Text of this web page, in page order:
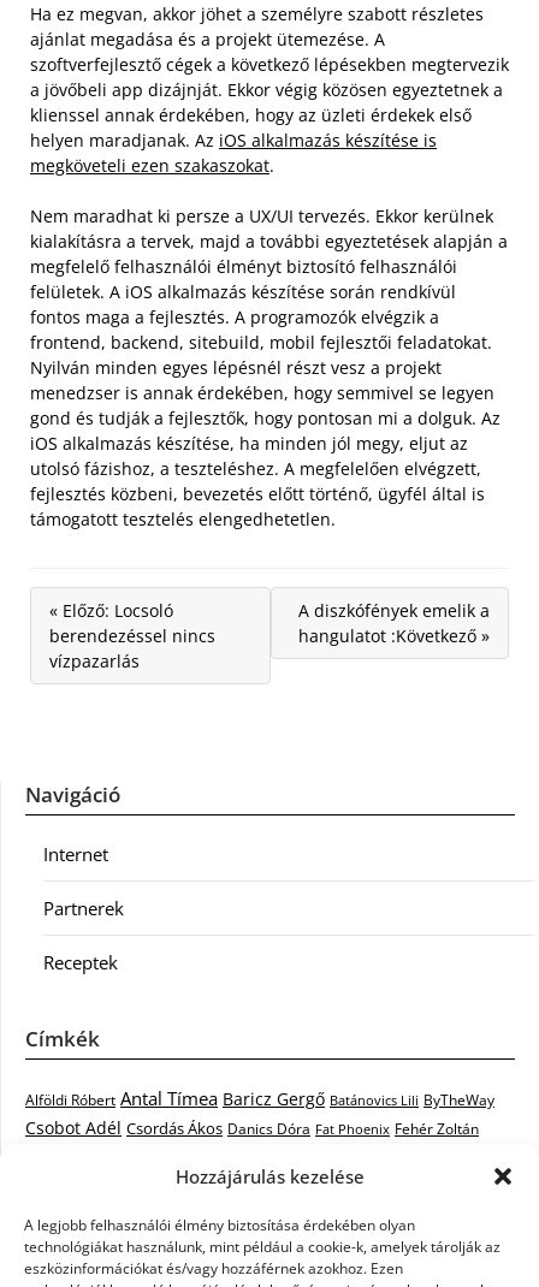
Hozzájárulás kezelése
A legjobb felhasználói élmény biztosítása érdekében olyan
technológiákat használunk, mint például a cookie-k, amelyek tárolják az
eszközinformációkat és/vagy hozzáférnek azokhoz. Ezen
Ha ez megvan, akkor jöhet a személyre szabott részletes
ajánlat megadása és a projekt ütemezése. A
szoftverfejlesztő cégek a következő lépésekben megtervezik
a jövőbeli app dizájnját. Ekkor végig közösen egyeztetnek a
klienssel annak érdekében, hogy az üzleti érdekek első
helyen maradjanak. Az iOS alkalmazás készítése is
megköveteli ezen szakaszokat.
Nem maradhat ki persze a UX/UI tervezés. Ekkor kerülnek
kialakításra a tervek, majd a további egyeztetések alapján a
megfelelő felhasználói élményt biztosító felhasználói
felületek. A iOS alkalmazás készítése során rendkívül
fontos maga a fejlesztés. A programozók elvégzik a
frontend, backend, sitebuild, mobil fejlesztői feladatokat.
Nyilván minden egyes lépésnél részt vesz a projekt
menedzser is annak érdekében, hogy semmivel se legyen
gond és tudják a fejlesztők, hogy pontosan mi a dolguk. Az
iOS alkalmazás készítése, ha minden jól megy, eljut az
utolsó fázishoz, a teszteléshez. A megfelelően elvégzett,
fejlesztés közbeni, bevezetés előtt történő, ügyfél által is
támogatott tesztelés elengedhetetlen.
« Előző: Locsoló
berendezéssel nincs
vízpazarlás
A diszkófények emelik a
hangulatot :Következő »
Navigáció
Internet
Partnerek
Receptek
Címkék
Alföldi Róbert Antal Tímea Baricz Gergő Batánovics Lili ByTheWay
Csobot Adél Csordás Ákos Danics Dóra Fat Phoenix Fehér Zoltán
Kovács László Stone
Krasznai Tünde Like LiL C. Malek Miklós mentor Muri Enikő
Nagy Feró Oláh Gergő Péterffy Lili Rocktenors RTL Klub